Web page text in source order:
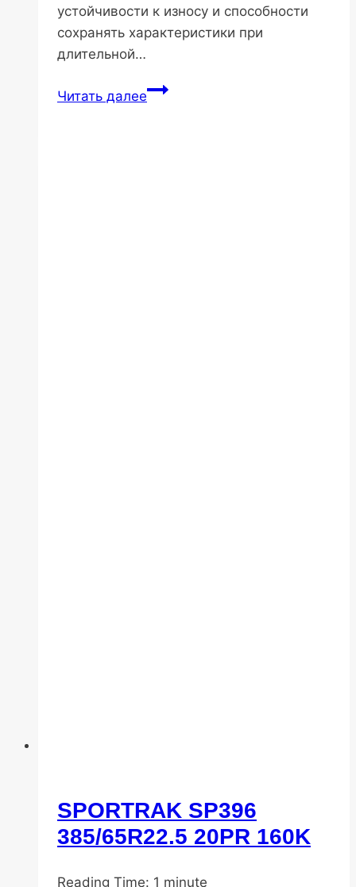
устойчивости к износу и способности
сохранять характеристики при
длительной…
Читать далееSPORTRAK
Популярные
шины
SPORTRAK SP396
385/65R22.5 20PR 160K
ОтDenisNHK
10.11.202520.03.2026
Reading Time: 1 minute